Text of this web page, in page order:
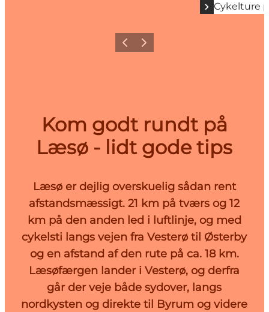
Cykelture
Forrige billede
Næste billede
Kom godt rundt på
Læsø - lidt gode tips
Læsø er dejlig overskuelig sådan rent
afstandsmæssigt. 21 km på tværs og 12
km på den anden led i luftlinje, og med
cykelsti langs vejen fra Vesterø til Østerby
og en afstand af den rute på ca. 18 km.
Læsøfærgen lander i Vesterø, og derfra
går der veje både sydover, langs
nordkysten og direkte til Byrum og videre